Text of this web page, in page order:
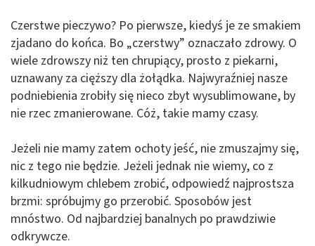
Czerstwe pieczywo? Po pierwsze, kiedyś je ze smakiem
zjadano do końca. Bo „czerstwy” oznaczało zdrowy. O
wiele zdrowszy niż ten chrupiący, prosto z piekarni,
uznawany za cięższy dla żołądka. Najwyraźniej nasze
podniebienia zrobiły się nieco zbyt wysublimowane, by
nie rzec zmanierowane. Cóż, takie mamy czasy.
Jeżeli nie mamy zatem ochoty jeść, nie zmuszajmy się,
nic z tego nie będzie. Jeżeli jednak nie wiemy, co z
kilkudniowym chlebem zrobić, odpowiedź najprostsza
brzmi: spróbujmy go przerobić. Sposobów jest
mnóstwo. Od najbardziej banalnych po prawdziwie
odkrywcze.